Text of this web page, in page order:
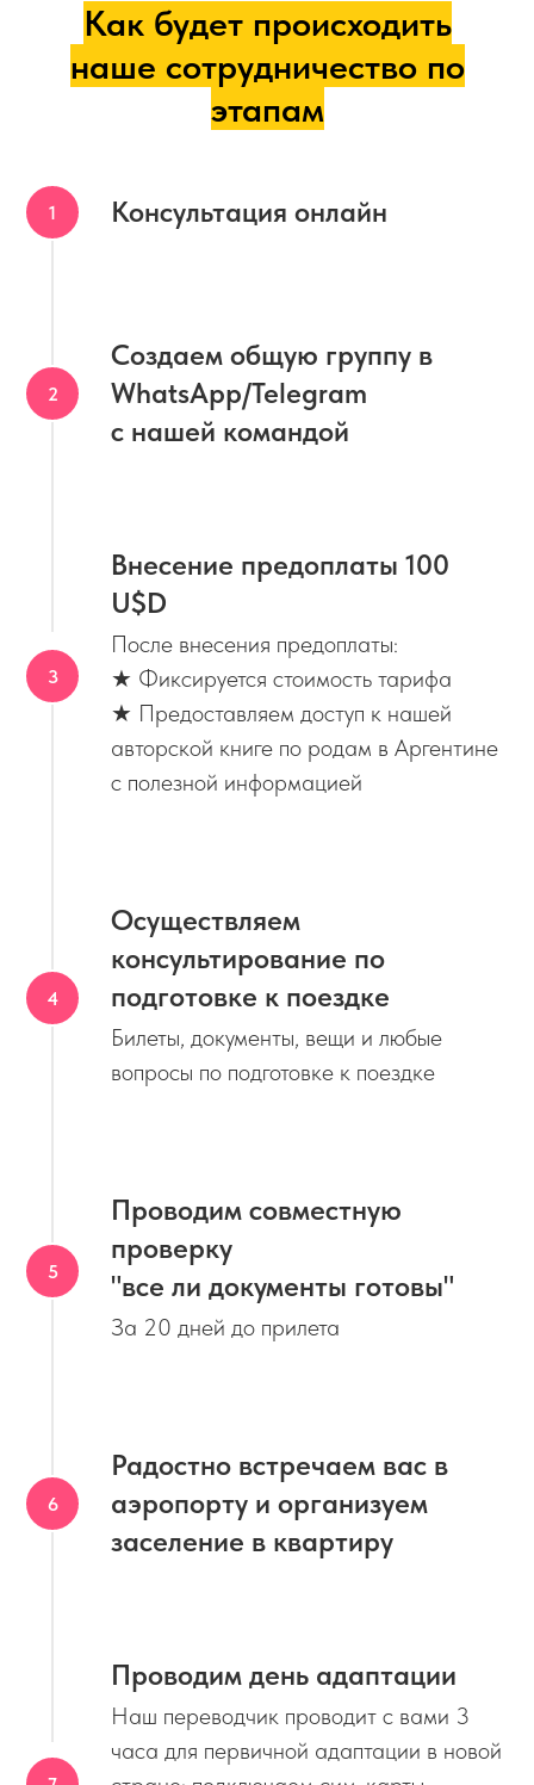
Как будет происходить
наше сотрудничество по
этапам
Консультация онлайн
Создаем общую группу в
WhatsApp/Telegram
с нашей командой
Внесение предоплаты 100
U$D
После внесения предоплаты:
★ Фиксируется стоимость тарифа
★ Предоставляем доступ к нашей
авторской книге по родам в Аргентине
с полезной информацией
Осуществляем
консультирование по
подготовке к поездке
Билеты, документы, вещи и любые
вопросы по подготовке к поездке
Проводим совместную
проверку
"все ли документы готовы"
За 20 дней до прилета
Радостно встречаем вас в
аэропорту и организуем
заселение в квартиру
Проводим день адаптации
Наш переводчик проводит с вами 3
часа для первичной адаптации в новой